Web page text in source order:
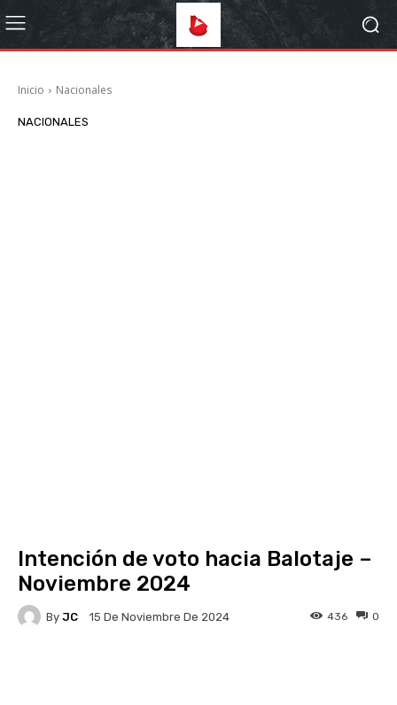
Inicio Nacionales
NACIONALES
Intención de voto hacia Balotaje –
Noviembre 2024
By JC 15 De Noviembre De 2024 0
436